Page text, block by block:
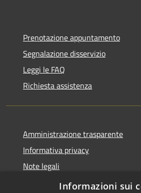
Prenotazione appuntamento
Segnalazione disservizio
Leggi le FAQ
Richiesta assistenza
Amministrazione trasparente
Informativa privacy
Note legali
Dichiarazione di accessibilità
Informazioni sui